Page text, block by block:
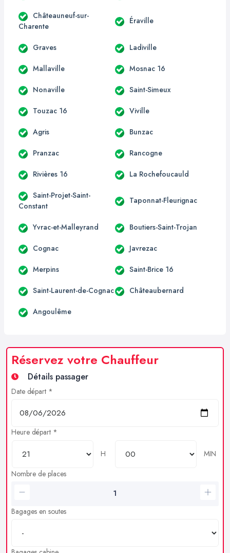
Châteauneuf-sur-
Charente
Éraville
Graves Ladiville
Mallaville Mosnac 16
Nonaville Saint-Simeux
Touzac 16 Viville
Agris Bunzac
Pranzac Rancogne
Rivières 16 La Rochefoucauld
Saint-Projet-Saint-
Constant
Taponnat-Fleurignac
Yvrac-et-Malleyrand Boutiers-Saint-Trojan
Cognac Javrezac
Merpins Saint-Brice 16
Saint-Laurent-de-Cognac Châteaubernard
Angoulême
Réservez votre Chauffeur
Détails passager
Date départ *
Heure départ *
H
MIN
Nombre de places
Bagages en soutes